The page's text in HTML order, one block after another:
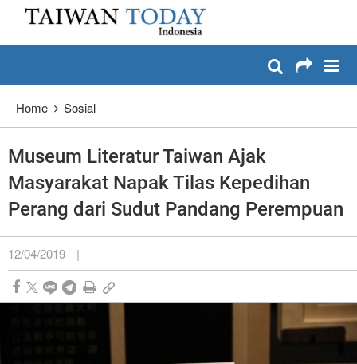
Lewati dan masuk ke konten utama
Home Sosial
Museum Literatur Taiwan Ajak
Masyarakat Napak Tilas Kepedihan
Perang dari Sudut Pandang Perempuan
12/04/2019 |